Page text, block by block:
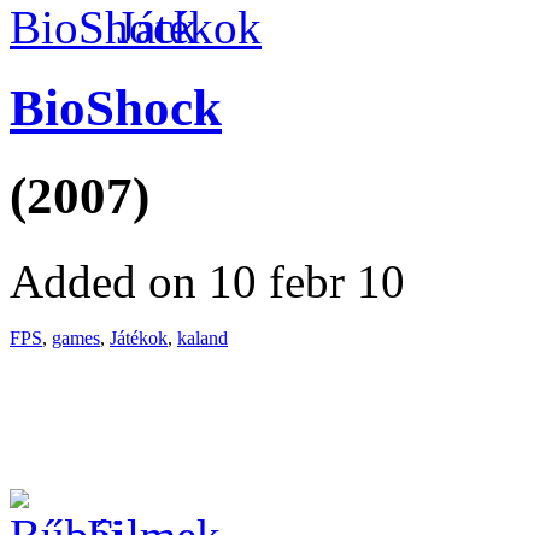
Játékok
BioShock
(2007)
Added on 10 febr 10
FPS, games, Játékok, kaland